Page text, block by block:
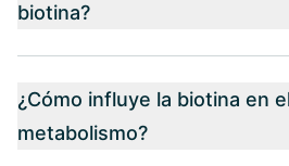
biotina?
¿Cómo influye la biotina en
metabolismo?